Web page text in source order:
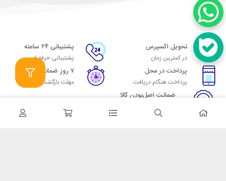
تحویل اکسپرس
در کمترین زمان
پشتیبانی ۲۴ ساعته
پشتیبانی حرفه ای
پرداخت در محل
پرداخت هنگام دریافت
۷ روز ضمانت
مهلت بازگشت وجه
ضمانت اصل‌بودن کالا